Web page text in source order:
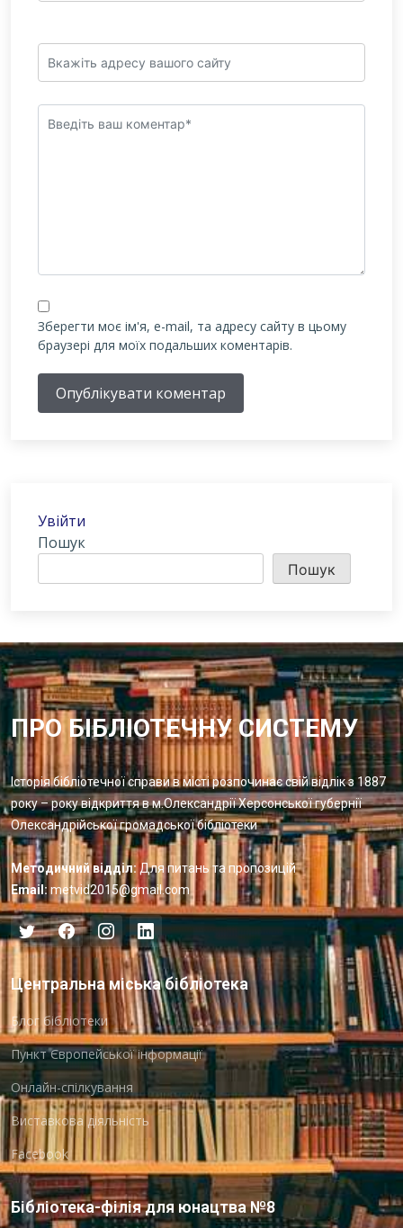
Зберегти моє ім'я, e-mail, та адресу сайту в цьому
браузері для моїх подальших коментарів.
Опублікувати коментар
Увійти
Пошук
Пошук
ПРО БІБЛІОТЕЧНУ СИСТЕМУ
Історія бібліотечної справи в місті розпочинає свій відлік з 1887
року – року відкриття в м.Олександрії Херсонської губернії
Олександрійської громадської бібліотеки
Методичний відділ: Для питань та пропозицій
Email: metvid2015@gmail.com
Центральна міська бібліотека
Блог бібліотеки
Пункт Європейської інформації
Онлайн-спілкування
Виставкова діяльність
Facebook
Бібліотека-філія для юнацтва №8